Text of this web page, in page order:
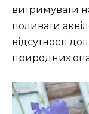
витримувати
поливати
відсутності
природних